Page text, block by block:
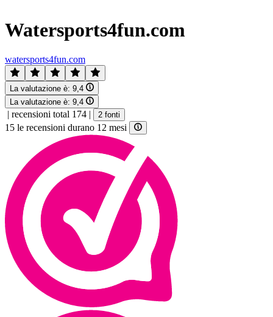
Watersports4fun.com
watersports4fun.com
La valutazione è: 9,4
La valutazione è: 9,4
| recensioni total 174 | 2 fonti
15 le recensioni durano 12 mesi